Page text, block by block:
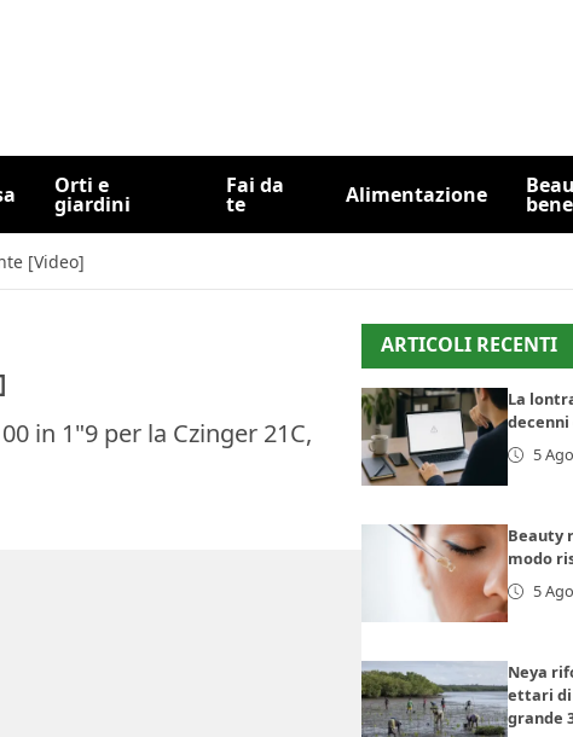
Orti e
giardini
Fai da
te Alimentazione
[Video]
in 1"9 per la Czinger 21C,
ARTICOLI RECENTI
La
decenni
5
Beauty
modo
5
Neya
ettari di
grande